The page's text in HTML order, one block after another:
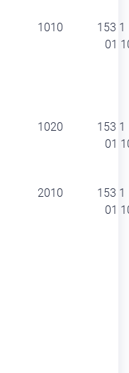
1010
153 1
01
1020
153 1
01
2010
153 1
01